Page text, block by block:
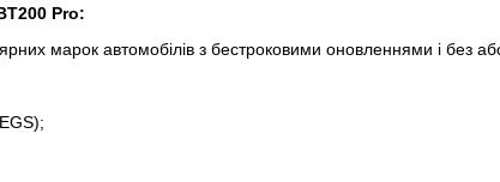
Pro:
марок автомобілів з бестроковими оновленнями і без